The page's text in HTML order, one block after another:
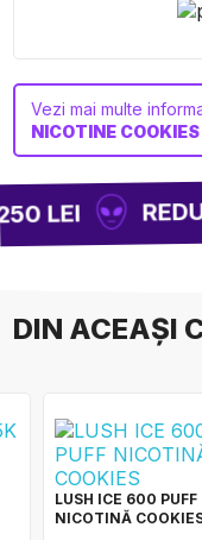
Vezi mai multe
NICOTINE COOKIES
LEI
DIN ACEAȘI
LUSH ICE 600 PUFF
NICOTINĂ